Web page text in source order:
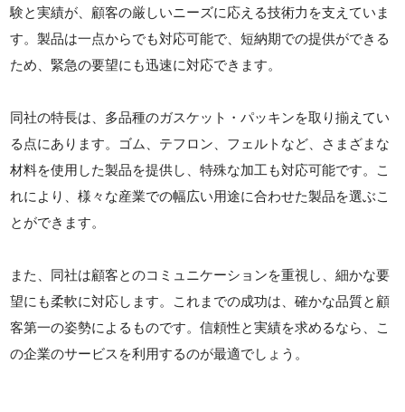
験と実績が、顧客の厳しいニーズに応える技術力を支えていま
す。製品は一点からでも対応可能で、短納期での提供ができる
ため、緊急の要望にも迅速に対応できます。
同社の特長は、多品種のガスケット・パッキンを取り揃えてい
る点にあります。ゴム、テフロン、フェルトなど、さまざまな
材料を使用した製品を提供し、特殊な加工も対応可能です。こ
れにより、様々な産業での幅広い用途に合わせた製品を選ぶこ
とができます。
また、同社は顧客とのコミュニケーションを重視し、細かな要
望にも柔軟に対応します。これまでの成功は、確かな品質と顧
客第一の姿勢によるものです。信頼性と実績を求めるなら、こ
の企業のサービスを利用するのが最適でしょう。